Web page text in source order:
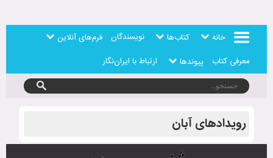
خانه کتاب‌ها نویسندگان
فرم‌های آنلاین
معرفی کتاب
پیوندها ارتباط با ایران‌نگار
رویدادهای آبان